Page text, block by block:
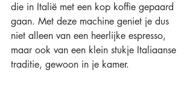
die in Italië met een kop koffie gepaard
gaan. Met deze machine geniet je dus
niet alleen van een heerlijke espresso,
maar ook van een klein stukje Italiaanse
traditie, gewoon in je kamer.